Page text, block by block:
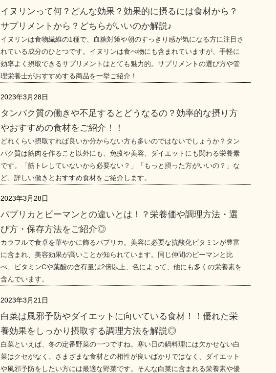
イヌリンって何？どんな効果？効果的に摂るには食材から？
サプリメントから？どちらがいいのか解説♪
イヌリンは食物繊維の1種で、血糖対策や朝のすっきり感が気になる方に注目さ
れている成分のひとつです。イヌリンは食べ物にも含まれていますが、手軽に
効率よく摂取できるサプリメントはとても魅力的。サプリメントの選び方や管
理栄養士がおすすめする商品を一挙ご紹介！
2023年3月28日
タンパク質の働きや不足するとどうなるの？効率的な摂り方
やおすすめの食材をご紹介！！
どれくらい摂取すれば良いか分からない方も多いのではないでしょうか？タン
パク質は筋肉を作ること以外にも、免疫や美容、ダイエットにも関わる栄養素
です。「筋トレしていないから必要ない？」「もっと摂った方がいいの？」な
ど、詳しい働きとおすすめ食材をご紹介します。
2023年3月28日
パプリカとピーマンとの違いとは！？栄養価や調理方法・選
び方・保存方法をご紹介◎
カラフルで食卓を華やかに飾るパプリカ。美容に必要な抗酸化ビタミンが豊富
に含まれ、美容効果が高いことが知られています。同じ仲間のピーマンと比
べ、ビタミンCや葉酸の含有量は2倍以上、色によって、他にも多くの栄養素を
含んでいます。
2023年3月21日
白菜は風邪予防やダイエットに向いている食材！！優れた栄
養効果をしっかり摂取する調理方法を解説◎
白菜といえば、冬の定番野菜の一つですね。寒い日の鍋料理には欠かせない白
菜はクセがなく、さまざまな食材との相性が良いばかりではなく、ダイエット
や風邪予防をしたい方には最適な野菜です。そんな白菜に含まれる栄養素や優